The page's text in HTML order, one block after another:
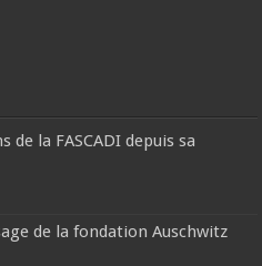
de la FASCADI depuis sa
de la fondation Auschwitz